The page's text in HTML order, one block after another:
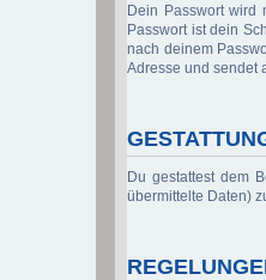
Dein Passwort wird
Passwort ist dein
nach deinem
Adresse und sendet
Du gestattest dem
übermittelte Daten)